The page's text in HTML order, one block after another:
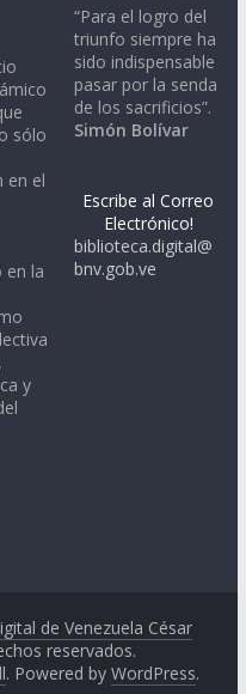
sólo
en el
en la
y
“Para el logro del
triunfo siempre ha
sido indispensable
pasar por la senda
de los sacrificios”.
Simón Bolívar
Escribe al Correo
Electrónico!
biblioteca.digital@
bnv.gob.ve
de Venezuela César
reservados.
. Powered byWordPress.